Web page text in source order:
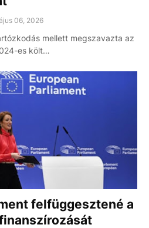
06, 2026
mellett megszavazta az
es költ…
felfüggesztené a